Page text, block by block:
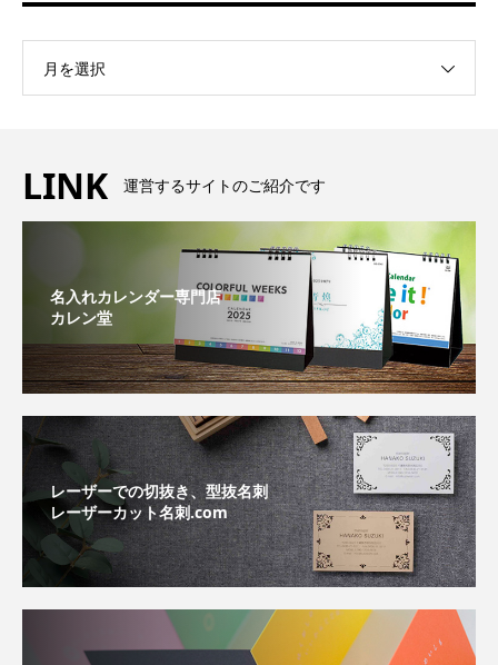
月を選択
LINK 運営するサイトのご紹介です
名入れカレンダー専門店
カレン堂
レーザーでの切抜き、型抜名刺
レーザーカット名刺.com